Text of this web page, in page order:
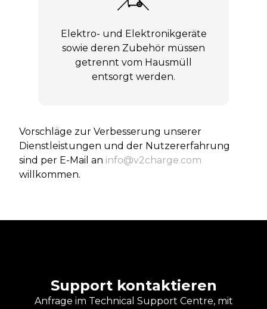
Elektro- und Elektronikgeräte
sowie deren Zubehör müssen
getrennt vom Hausmüll
entsorgt werden.
Vorschläge zur Verbesserung unserer
Dienstleistungen und der Nutzererfahrung
sind per E-Mail an info@v2charge.com
willkommen.
Support kontaktieren
Anfrage im Technical Support Centre, mit